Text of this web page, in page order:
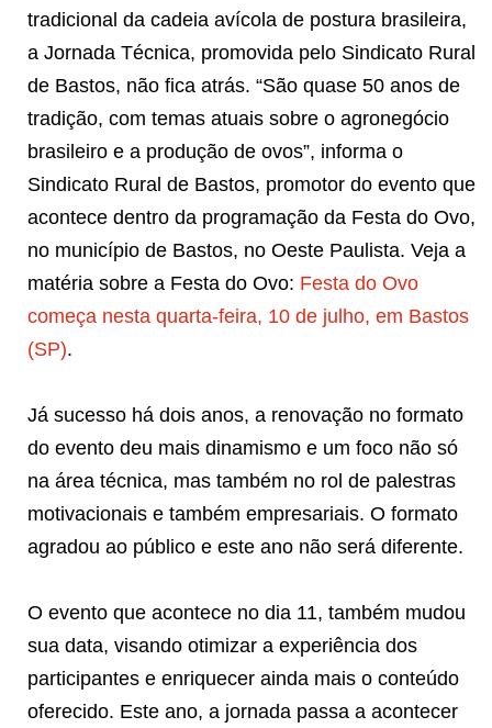
tradicional da cadeia avícola de postura brasileira,
a Jornada Técnica, promovida pelo Sindicato Rural
de Bastos, não fica atrás. “São quase 50 anos de
tradição, com temas atuais sobre o agronegócio
brasileiro e a produção de ovos”, informa o
Sindicato Rural de Bastos, promotor do evento que
acontece dentro da programação da Festa do Ovo,
no município de Bastos, no Oeste Paulista. Veja a
matéria sobre a Festa do Ovo: Festa do Ovo
começa nesta quarta-feira, 10 de julho, em Bastos
(SP).
Já sucesso há dois anos, a renovação no formato
do evento deu mais dinamismo e um foco não só
na área técnica, mas também no rol de palestras
motivacionais e também empresariais. O formato
agradou ao público e este ano não será diferente.
O evento que acontece no dia 11, também mudou
sua data, visando otimizar a experiência dos
participantes e enriquecer ainda mais o conteúdo
oferecido. Este ano, a jornada passa a acontecer